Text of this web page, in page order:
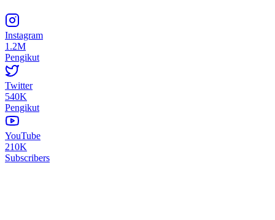
Instagram
1.2M
Pengikut
Twitter
540K
Pengikut
YouTube
210K
Subscribers